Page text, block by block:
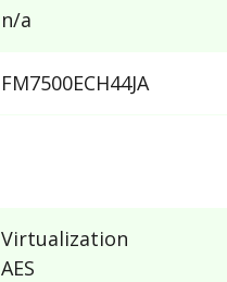
n/a
FM7500ECH44JA
Virtualization
AES